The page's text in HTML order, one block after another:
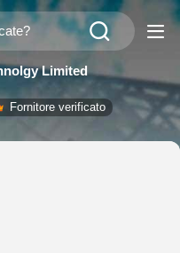
Limited
Fornitore verificato